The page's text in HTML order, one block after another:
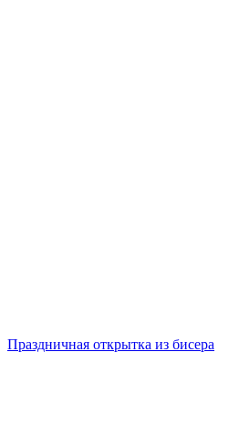
Праздничная открытка из бисера